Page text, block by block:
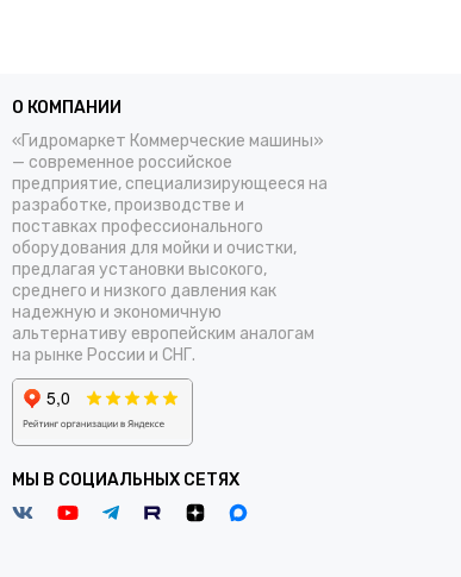
О КОМПАНИИ
«Гидромаркет Коммерческие машины»
— современное российское
предприятие, специализирующееся на
разработке, производстве и
поставках профессионального
оборудования для мойки и очистки,
предлагая установки высокого,
среднего и низкого давления как
надежную и экономичную
альтернативу европейским аналогам
на рынке России и СНГ.
МЫ В СОЦИАЛЬНЫХ СЕТЯХ